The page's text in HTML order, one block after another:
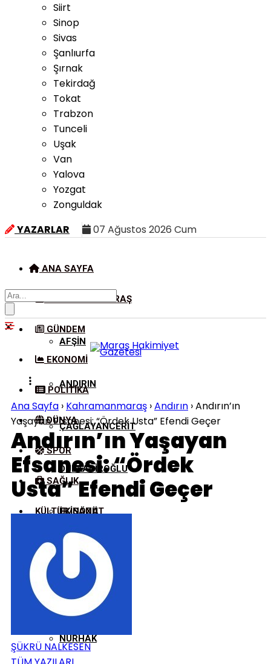
Siirt
Sinop
Sivas
Şanlıurfa
Şırnak
Tekirdağ
Tokat
Trabzon
Tunceli
Uşak
Van
Yalova
Yozgat
Zonguldak
YAZARLAR
07 Ağustos 2026 Cum
ANA SAYFA
KAHRAMANMARAŞ
AFŞIN
ANDIRIN
ÇAĞLAYANCERIT
DULKADIROĞLU
EKINÖZÜ
ELBISTAN
GÖKSUN
NURHAK
GÜNDEM
EKONOMI
POLITIKA
DÜNYA
SPOR
SAĞLIK
KÜLTÜR/SANAT
Ana Sayfa › Kahramanmaraş ›Andırın ›Andırın’ın
Yaşayan Efsanesi: “Ördek Usta” Efendi Geçer
Andırın’ın Yaşayan
Efsanesi: “Ördek
Usta” Efendi Geçer
ŞÜKRÜ NALKESEN